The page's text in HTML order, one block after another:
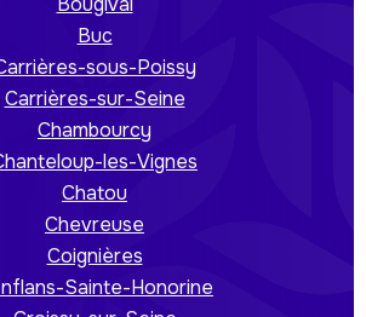
Buc
sous-Poissy
Carrières-sur-Seine
Chambourcy
les-Vignes
Chatou
Chevreuse
Coignières
Sainte-Honorine